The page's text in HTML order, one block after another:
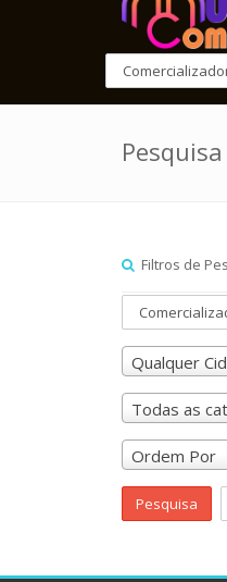
Filtros de
Qualquer
Todas as
Ordem Por
Pesquisa